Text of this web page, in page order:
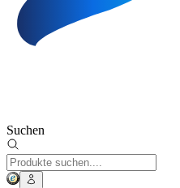
Suchen